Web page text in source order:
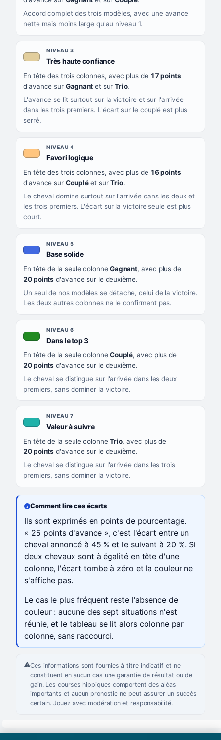
Accord complet des trois modèles, avec une avance
nette mais moins large qu'au niveau 1.
NIVEAU 3
Très haute confiance, couleur beige
En tête des trois colonnes, avec plus de 17 points
d'avance sur Gagnant et sur Trio.
L'avance se lit surtout sur la victoire et sur l'arrivée
dans les trois premiers. L'écart sur le couplé est plus
serré.
NIVEAU 4
Favori logique, couleur orange clair
En tête des trois colonnes, avec plus de 16 points
d'avance sur Coupléet sur Trio.
Le cheval domine surtout sur l'arrivée dans les deux et
les trois premiers. L'écart sur la victoire seule est plus
court.
NIVEAU 5
Base solide, couleur bleu roi
En tête de la seule colonne Gagnant, avec plus de
20 points d'avance sur le deuxième.
Un seul de nos modèles se détache, celui de la victoire.
Les deux autres colonnes ne le confirment pas.
NIVEAU 6
Dans le top 3, couleur verte
En tête de la seule colonne Couplé, avec plus de
20 points d'avance sur le deuxième.
Le cheval se distingue sur l'arrivée dans les deux
premiers, sans dominer la victoire.
NIVEAU 7
Valeur à suivre, couleur turquoise
En tête de la seule colonne Trio, avec plus de
20 points d'avance sur le deuxième.
Le cheval se distingue sur l'arrivée dans les trois
premiers, sans dominer la victoire.
Comment lire ces écarts
Ils sont exprimés en points de pourcentage.
« 25 points d'avance », c'est l'écart entre un
cheval annoncé à 45 % et le suivant à 20 %. Si
deux chevaux sont à égalité en tête d'une
colonne, l'écart tombe à zéro et la couleur ne
s'affiche pas.
Le cas le plus fréquent reste l'absence de
couleur : aucune des sept situations n'est
réunie, et le tableau se lit alors colonne par
colonne, sans raccourci.
Ces informations sont fournies à titre indicatif et ne
constituent en aucun cas une garantie de résultat ou de
gain. Les courses hippiques comportent des aléas
importants et aucun pronostic ne peut assurer un succès
certain. Jouez avec modération et responsabilité.